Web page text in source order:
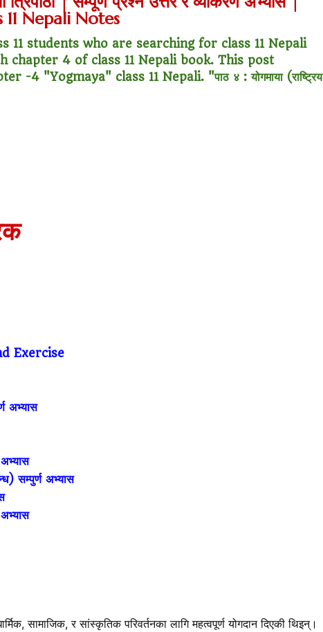
or Buy House Calculator
or start a business?"
or Keep Your Job?
vs Stock vs Land
11 Nepali Notes
11 students who are searching for class 11 Nepali
4 of class 11 Nepali book. This post
"Yogmaya" class 11 Nepali. "पाठ ४ : योगमाया (राष्ट्रिय
Exercise
अभ्यास
सम्पुर्ण अभ्यास
सामाजिक, र सांस्कृतिक परिवर्तनका लागि महत्वपूर्ण योगदान दिएकी थिइन्।